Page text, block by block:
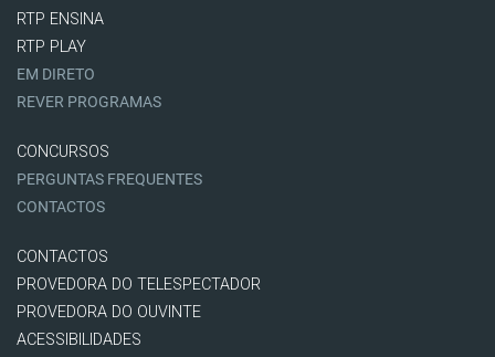
RTP ENSINA
RTP PLAY
EM DIRETO
REVER PROGRAMAS
CONCURSOS
PERGUNTAS FREQUENTES
CONTACTOS
CONTACTOS
PROVEDORA DO TELESPECTADOR
PROVEDORA DO OUVINTE
ACESSIBILIDADES